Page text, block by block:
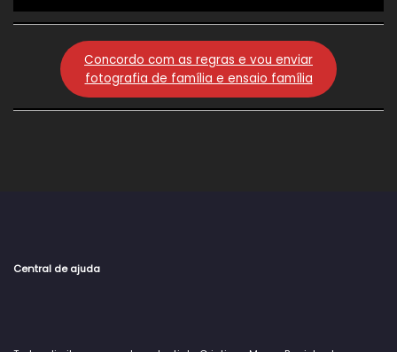
Concordo com as regras e vou enviar
fotografia de família e ensaio família
Central de ajuda